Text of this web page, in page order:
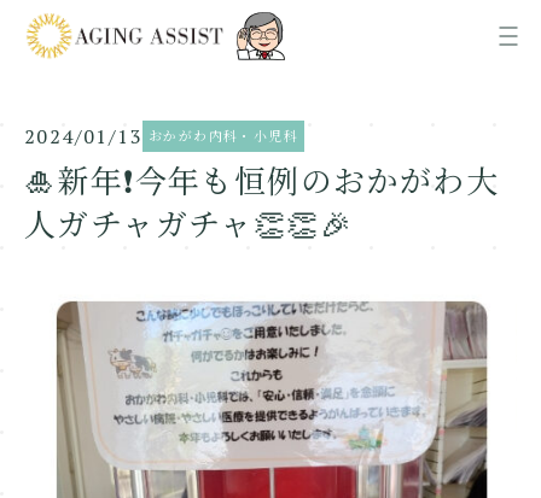
News
お知らせ
Office
各事業所ご案内
2024/01/13 おかがわ内科・小児科
🎍新年❗今年も恒例のおかがわ大
人ガチャガチャ👏👏🎉